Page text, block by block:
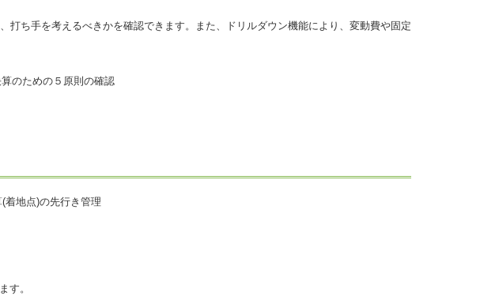
ち手を考えるべきかを確認できます。また、ドリルダウン機能により、変動費や固定
す。